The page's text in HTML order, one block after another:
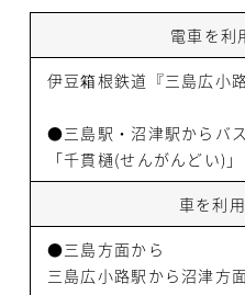
電車を利
伊豆箱根鉄道『三島広小
●三島駅・沼津駅からバ
「千貫樋(せんがんどい)
車を利
●三島方面から
三島広小路駅から沼津方